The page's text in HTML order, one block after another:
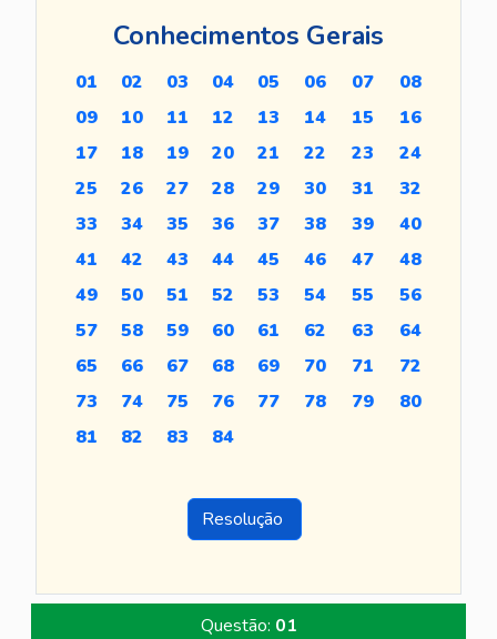
Questão: 01
Conhecimentos Gerais
01 02 03 04 05 06 07
08
09
10 11 12 13 14 15
16
17
18 19 20 21 22 23
24
25
26 27 28 29 30 31
32
33
34 35 36 37 38 39
40
41
42 43 44 45 46 47
48
49
50 51 52 53 54 55
56
57
58 59 60 61 62 63
64
65
66 67 68 69 70 71
72
73
74 75 76 77 78 79
80
81
82 83 84
Resolução